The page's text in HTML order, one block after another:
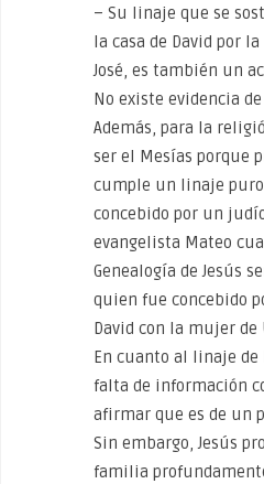
– Su linaje que se
la casa de David por
José, es también un
No existe evidencia
Además, para la
ser el Mesías porque
cumple un linaje
concebido por un
evangelista Mateo
Genealogía de Jesús
quien fue concebido
David con la mujer de
En cuanto al linaje
falta de información
afirmar que es de un
Sin embargo, Jesús
familia